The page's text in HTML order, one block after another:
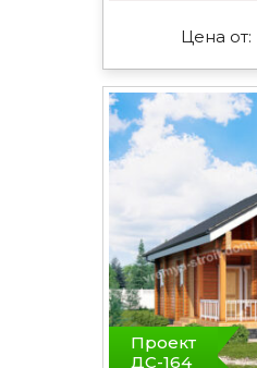
Цена от:
Проект
ДС-164